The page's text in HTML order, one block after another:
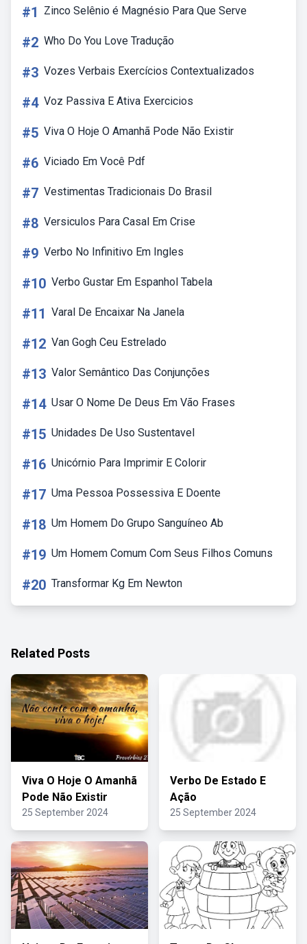
#1 Zinco Selênio é Magnésio Para Que Serve
#2 Who Do You Love Tradução
#3 Vozes Verbais Exercícios Contextualizados
#4 Voz Passiva E Ativa Exercicios
#5 Viva O Hoje O Amanhã Pode Não Existir
#6 Viciado Em Você Pdf
#7 Vestimentas Tradicionais Do Brasil
#8 Versiculos Para Casal Em Crise
#9 Verbo No Infinitivo Em Ingles
#10 Verbo Gustar Em Espanhol Tabela
#11 Varal De Encaixar Na Janela
#12 Van Gogh Ceu Estrelado
#13 Valor Semântico Das Conjunções
#14 Usar O Nome De Deus Em Vão Frases
#15 Unidades De Uso Sustentavel
#16 Unicórnio Para Imprimir E Colorir
#17 Uma Pessoa Possessiva E Doente
#18 Um Homem Do Grupo Sanguíneo Ab
#19 Um Homem Comum Com Seus Filhos Comuns
#20 Transformar Kg Em Newton
Related Posts
Viva O Hoje O Amanhã
Pode Não Existir
25 September 2024
Verbo De Estado E
Ação
25 September 2024